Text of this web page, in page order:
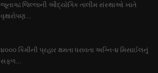
જૂનાગઢ જિલ્લાની ઔદ્યોગિક તાલીમ સંસ્થાઓ ખાતે
વૃક્ષારોપણ...
૪૦૦૦ કિમીની પ્રહાર ક્ષમતા ધરાવતા અગ્નિ-૪ મિસાઈલનું
સફળ...